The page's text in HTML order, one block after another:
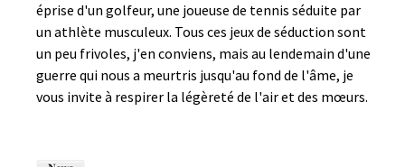
éprise d'un golfeur, une joueuse de tennis séduite par
un athlète musculeux. Tous ces jeux de séduction sont
un peu frivoles, j'en conviens, mais au lendemain d'une
guerre qui nous a meurtris jusqu'au fond de l'âme, je
vous invite à respirer la légèreté de l'air et des mœurs.